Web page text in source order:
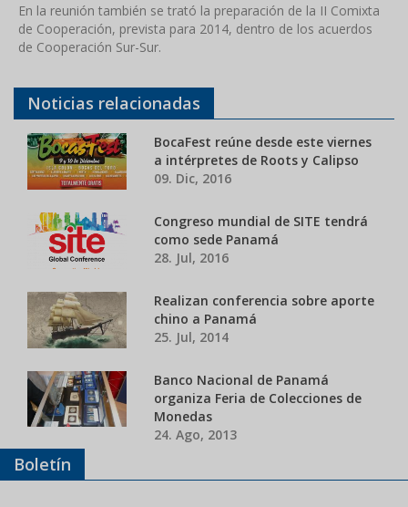
En la reunión también se trató la preparación de la II Comixta
de Cooperación, prevista para 2014, dentro de los acuerdos
de Cooperación Sur-Sur.
Noticias relacionadas
BocaFest reúne desde este viernes
a intérpretes de Roots y Calipso
09. Dic, 2016
Congreso mundial de SITE tendrá
como sede Panamá
28. Jul, 2016
Realizan conferencia sobre aporte
chino a Panamá
25. Jul, 2014
Banco Nacional de Panamá
organiza Feria de Colecciones de
Monedas
24. Ago, 2013
Boletín